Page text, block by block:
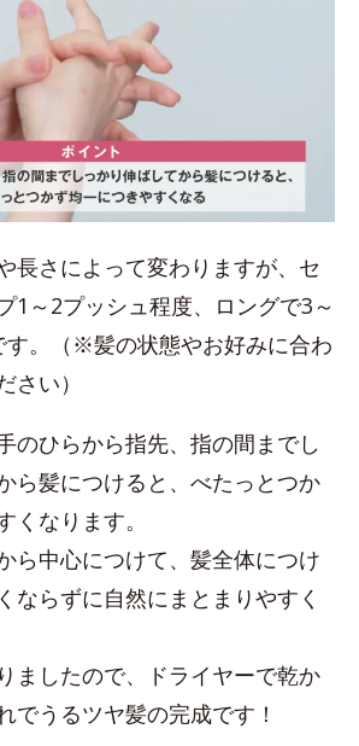
長さによって変わりますが、セ
1～2プッシュ程度、ロングで3～
す。（※髪の状態やお好みに合わ
さい）
のひらから指先、指の間までし
ら髪につけると、べたっとつか
くなります。
ら中心につけて、髪全体につけ
ならずに自然にまとまりやすく
ましたので、ドライヤーで乾か
でうるツヤ髪の完成です！